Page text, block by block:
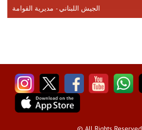
الجيش اللبناني - مديرية القوامة